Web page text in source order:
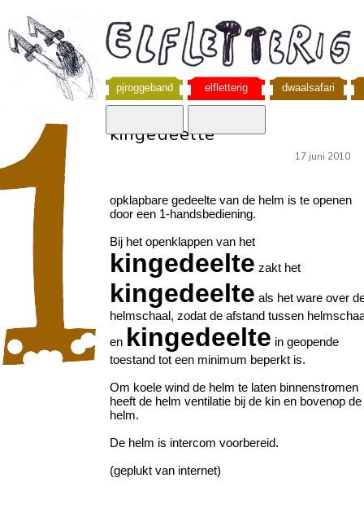
pjroggeband elfletterig dwaalsafari
kingedeelte
17 juni 2010
opklapbare gedeelte van de helm is te openen
door een 1-handsbediening.
Bij het openklappen van het
kingedeelte zakt het
kingedeelte als het ware over
helmschaal, zodat de afstand tussen
en kingedeelte in geopende
toestand tot een minimum beperkt is.
Om koele wind de helm te laten binnenstromen
heeft de helm ventilatie bij de kin en bovenop de
helm.
De helm is intercom voorbereid.
(geplukt van internet)